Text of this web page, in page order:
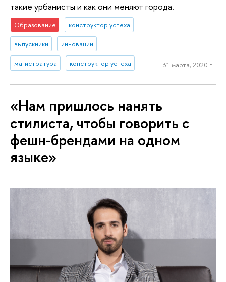
такие урбанисты и как они меняют города.
Образование конструктор успеха
выпускники инновации
магистратура конструктор успеха 31 марта, 2020 г.
«Нам пришлось нанять
стилиста, чтобы говорить с
фешн-брендами на одном
языке»